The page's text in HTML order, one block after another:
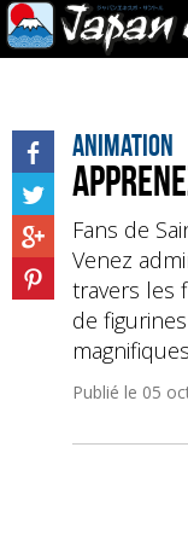
Animation
Fans de
Venez
travers les
de
Publié le 05